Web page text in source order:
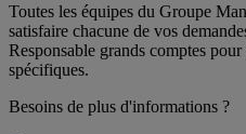
Toutes les équipes du Groupe
satisfaire chacune de vos
Responsable grands comptes
spécifiques.
Besoins de plus d'informations ?